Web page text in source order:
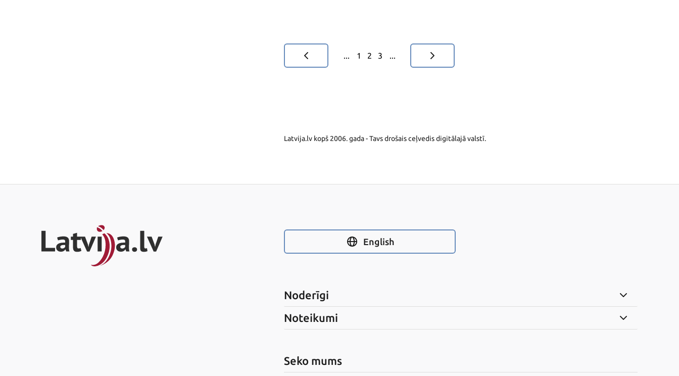
1 2 3
Latvija.lv kopš 2006. gada - Tavs drošais ceļvedis digitālajā valstī.
English
Noderīgi
Noteikumi
Seko mums